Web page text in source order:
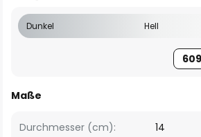
Dunkel Hell
Maße
Durchmesser (cm): 14